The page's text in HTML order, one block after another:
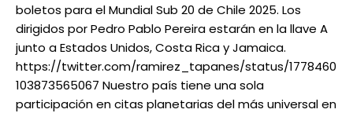
boletos para el Mundial Sub 20 de Chile 2025. Los
dirigidos por Pedro Pablo Pereira estarán en la llave A
junto a Estados Unidos, Costa Rica y Jamaica.
https://twitter.com/ramirez_tapanes/status/1778460
103873565067 Nuestro país tiene una sola
participación en citas planetarias del más universal en